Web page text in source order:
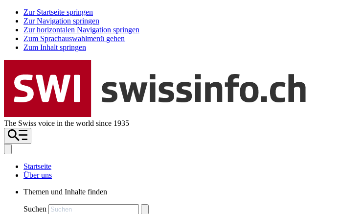
Zur Startseite springen
Zur Navigation springen
Zur horizontalen Navigation springen
Zum Sprachauswahlmenü gehen
Zum Inhalt springen
The Swiss voice in the world since 1935
Startseite
Über uns
Themen und Inhalte finden
Suchen